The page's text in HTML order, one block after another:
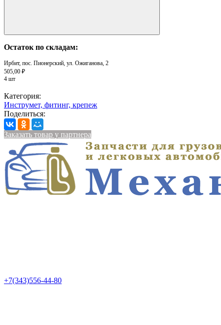
Остаток по складам:
Ирбит, пос. Пионерский, ул. Ожиганова, 2
505,00 ₽
4 шт
Категория:
Инструмет, фитинг, крепеж
Поделиться:
Заказать товар у партнера
+7(343)556-44-80